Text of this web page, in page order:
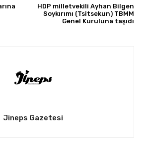
HDP milletvekili Ayhan Bilgen
Soykırımı (Tsitsekun) TBMM
Genel Kuruluna taşıdı
Jineps Gazetesi